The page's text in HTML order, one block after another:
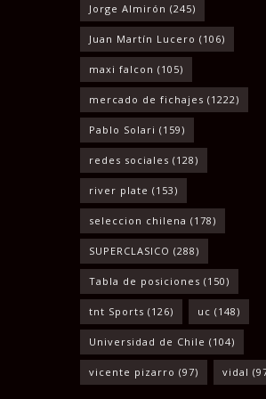
Jorge Almirón (245)
Juan Martín Lucero (106)
maxi falcon (105)
mercado de fichajes (1222)
Pablo Solari (159)
redes sociales (128)
river plate (153)
seleccion chilena (178)
SUPERCLASICO (288)
Tabla de posiciones (150)
tnt Sports (126) uc (148)
Universidad de Chile (104)
vicente pizarro (97) vidal